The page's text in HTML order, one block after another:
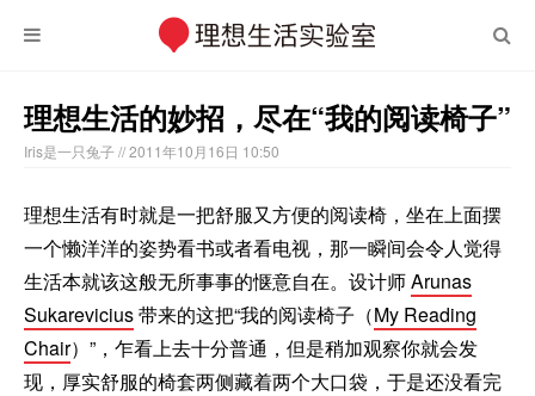
理想生活的妙招，尽在“我的阅读椅子”
Iris是一只兔子// 2011年10月16日 10:50
理想生活有时就是一把舒服又方便的阅读椅，坐在上面摆
一个懒洋洋的姿势看书或者看电视，那一瞬间会令人觉得
生活本就该这般无所事事的惬意自在。设计师Arunas
Sukarevicius带来的这把“我的阅读椅子（My Reading
Chair）”，乍看上去十分普通，但是稍加观察你就会发
现，厚实舒服的椅套两侧藏着两个大口袋，于是还没看完